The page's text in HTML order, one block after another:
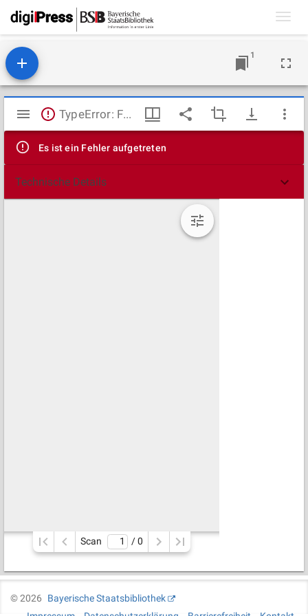
1
Mirador
Viewer
TypeError: Failed to fetch
Es ist ein Fehler aufgetreten
Technische Details
Scan / 0
©2026
Bayerische Staatsbibliothek